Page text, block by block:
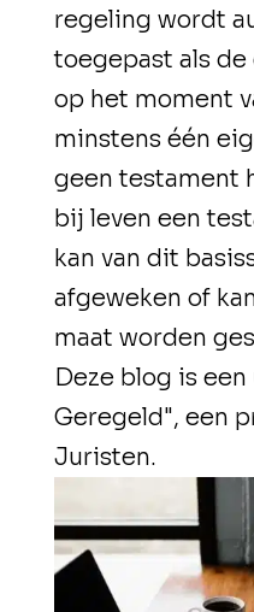
regeling wordt
toegepast als
op het moment
minstens één
geen testament
bij leven een
kan van dit
afgeweken of
maat worden
Deze blog is
Geregeld", een
Juristen.